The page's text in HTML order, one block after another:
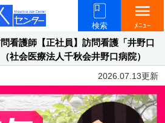
検索
menu
ﾒﾆｭｰ
看護師【正社員】訪問看護「井野口
社会医療法人千秋会井野口病院）
2026.07.13更新